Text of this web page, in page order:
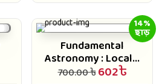
14%
ছাড়
Fundamental
Astronomy : Local...
700.00 ৳602৳